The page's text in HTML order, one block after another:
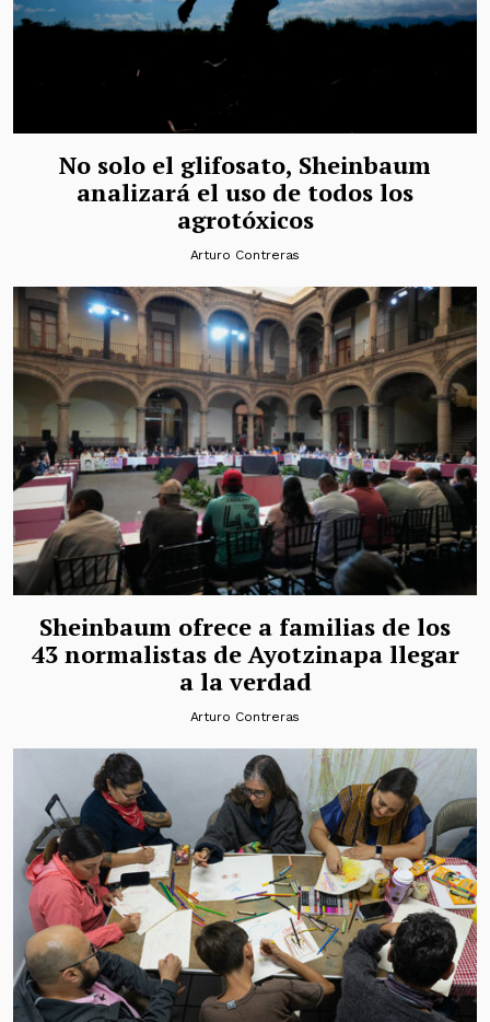
No solo el glifosato, Sheinbaum
analizará el uso de todos los
agrotóxicos
Arturo Contreras
Sheinbaum ofrece a familias de los
43 normalistas de Ayotzinapa llegar
a la verdad
Arturo Contreras